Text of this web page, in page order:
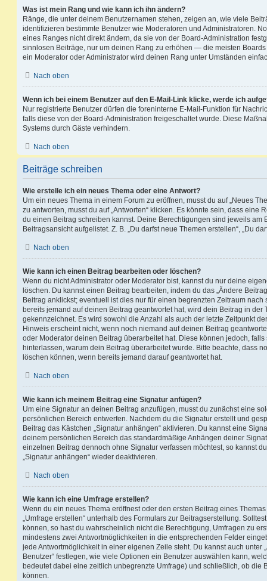
Was ist mein Rang und wie kann ich ihn ändern?
Ränge, die unter deinem Benutzernamen stehen, zeigen an, wie viele
identifizieren bestimmte Benutzer wie Moderatoren und Administratoren.
eines Ranges nicht direkt ändern, da sie von der Board-Administration
sinnlosen Beiträge, nur um deinen Rang zu erhöhen — die meisten
ein Moderator oder Administrator wird deinen Rang unter Umständen
Nach oben
Wenn ich bei einem Benutzer auf den E-Mail-Link klicke, werde ich
Nur registrierte Benutzer dürfen die foreninterne E-Mail-Funktion für
falls diese von der Board-Administration freigeschaltet wurde. Diese
Systems durch Gäste verhindern.
Nach oben
Beiträge schreiben
Wie erstelle ich ein neues Thema oder eine Antwort?
Um ein neues Thema in einem Forum zu eröffnen, musst du auf „Neues
zu antworten, musst du auf „Antworten“ klicken. Es könnte sein, dass eine
du einen Beitrag schreiben kannst. Deine Berechtigungen sind jeweils am
Beitragsansicht aufgelistet. Z. B. „Du darfst neue Themen erstellen“, „Du
Nach oben
Wie kann ich einen Beitrag bearbeiten oder löschen?
Wenn du nicht Administrator oder Moderator bist, kannst du nur deine
löschen. Du kannst einen Beitrag bearbeiten, indem du das „Ändere
Beitrag anklickst; eventuell ist dies nur für einen begrenzten Zeitraum
bereits jemand auf deinen Beitrag geantwortet hat, wird dein Beitrag in der
gekennzeichnet. Es wird sowohl die Anzahl als auch der letzte Zeitpunkt
Hinweis erscheint nicht, wenn noch niemand auf deinen Beitrag
oder Moderator deinen Beitrag überarbeitet hat. Diese können jedoch,
hinterlassen, warum dein Beitrag überarbeitet wurde. Bitte beachte, dass
löschen können, wenn bereits jemand darauf geantwortet hat.
Nach oben
Wie kann ich meinem Beitrag eine Signatur anfügen?
Um eine Signatur an deinen Beitrag anzufügen, musst du zunächst eine
persönlichen Bereich entwerfen. Nachdem du die Signatur erstellt und
Beitrag das Kästchen „Signatur anhängen“ aktivieren. Du kannst eine
deinem persönlichen Bereich das standardmäßige Anhängen deiner
einzelnen Beitrag dennoch ohne Signatur verfassen möchtest, so kannst
„Signatur anhängen“ wieder deaktivieren.
Nach oben
Wie kann ich eine Umfrage erstellen?
Wenn du ein neues Thema eröffnest oder den ersten Beitrag eines
„Umfrage erstellen“ unterhalb des Formulars zur Beitragserstellung.
können, so hast du wahrscheinlich nicht die Berechtigung, Umfragen zu
mindestens zwei Antwortmöglichkeiten in die entsprechenden Felder
jede Antwortmöglichkeit in einer eigenen Zeile steht. Du kannst auch unter
Benutzer“ festlegen, wie viele Optionen ein Benutzer auswählen kann,
bedeutet dabei eine zeitlich unbegrenzte Umfrage) und schließlich, ob die
können.